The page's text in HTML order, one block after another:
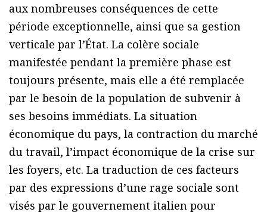
aux nombreuses conséquences de cette
période exceptionnelle, ainsi que sa gestion
verticale par l’État. La colère sociale
manifestée pendant la première phase est
toujours présente, mais elle a été remplacée
par le besoin de la population de subvenir à
ses besoins immédiats. La situation
économique du pays, la contraction du marché
du travail, l’impact économique de la crise sur
les foyers, etc. La traduction de ces facteurs
par des expressions d’une rage sociale sont
visés par le gouvernement italien pour